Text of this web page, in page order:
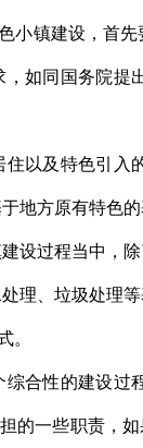
镇建设，首先
如同国务院提
及特色引入
地方原有特色
过程当中，除
理、垃圾处理
。
性的建设过程
的一些职责，